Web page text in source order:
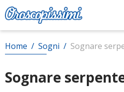
Home / Sogni / Sognare
Sognare